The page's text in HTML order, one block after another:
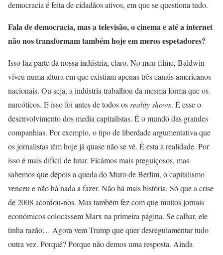
democracia é feita de cidadãos ativos, em que se questiona tudo.
Fala de democracia, mas a televisão, o cinema e até a internet
não nos transformam também hoje em meros espetadores?
Isso faz parte da nossa indústria, claro. No meu filme, Baldwin
viveu numa altura em que existiam apenas três canais americanos
nacionais. Ou seja, a indústria trabalhou da mesma forma que os
narcóticos. E isso foi antes de todos osreality shows. É esse o
desenvolvimento dos media capitalistas. É o mundo das grandes
companhias. Por exemplo, o tipo de liberdade argumentativa que
os jornalistas têm hoje já quase não se vê. É esta a realidade. Por
isso é mais difícil de lutar. Ficámos mais preguiçosos, mas
sabemos que depois a queda do Muro de Berlim, o capitalismo
venceu e não há nada a fazer. Não há mais história. Só que a crise
de 2008 acordou-nos. Mas também fez com que muitos jornais
económicos colocassem Marx na primeira página. Se calhar, ele
tinha razão… Agora vem Trump que quer desregulamentar tudo
outra vez. Porquê? Porque não demos uma resposta. Ainda